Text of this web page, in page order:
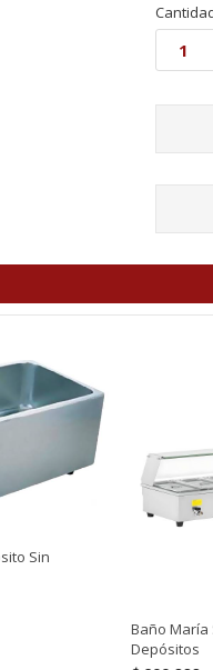
Sin
Baño María
Depósitos